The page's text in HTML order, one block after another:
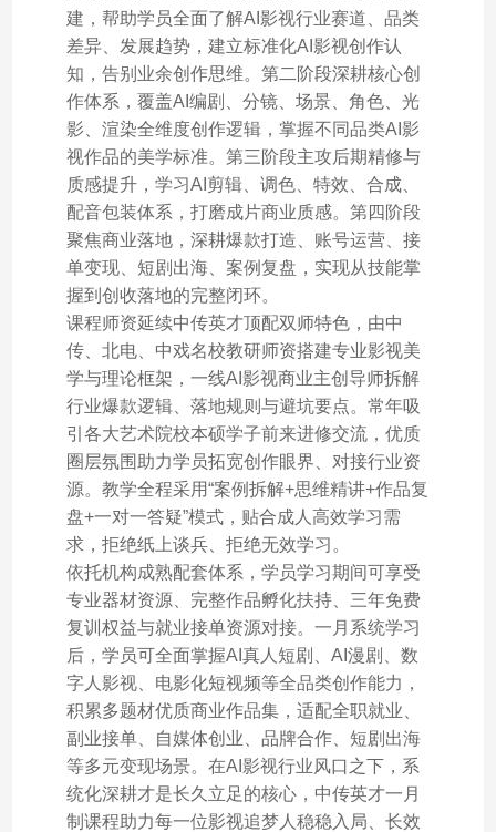
建，帮助学员全面了解AI影视行业赛道、品类
差异、发展趋势，建立标准化AI影视创作认
知，告别业余创作思维。第二阶段深耕核心创
作体系，覆盖AI编剧、分镜、场景、角色、光
影、渲染全维度创作逻辑，掌握不同品类AI影
视作品的美学标准。第三阶段主攻后期精修与
质感提升，学习AI剪辑、调色、特效、合成、
配音包装体系，打磨成片商业质感。第四阶段
聚焦商业落地，深耕爆款打造、账号运营、接
单变现、短剧出海、案例复盘，实现从技能掌
握到创收落地的完整闭环。
课程师资延续中传英才顶配双师特色，由中
传、北电、中戏名校教研师资搭建专业影视美
学与理论框架，一线AI影视商业主创导师拆解
行业爆款逻辑、落地规则与避坑要点。常年吸
引各大艺术院校本硕学子前来进修交流，优质
圈层氛围助力学员拓宽创作眼界、对接行业资
源。教学全程采用“案例拆解+思维精讲+作品复
盘+一对一答疑”模式，贴合成人高效学习需
求，拒绝纸上谈兵、拒绝无效学习。
依托机构成熟配套体系，学员学习期间可享受
专业器材资源、完整作品孵化扶持、三年免费
复训权益与就业接单资源对接。一月系统学习
后，学员可全面掌握AI真人短剧、AI漫剧、数
字人影视、电影化短视频等全品类创作能力，
积累多题材优质商业作品集，适配全职就业、
副业接单、自媒体创业、品牌合作、短剧出海
等多元变现场景。在AI影视行业风口之下，系
统化深耕才是长久立足的核心，中传英才一月
制课程助力每一位影视追梦人稳稳入局、长效